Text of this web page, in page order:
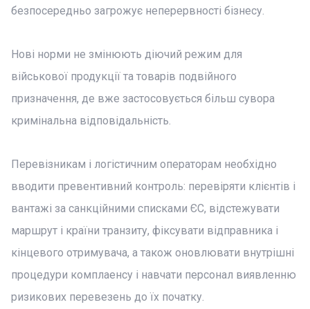
безпосередньо загрожує неперервності бізнесу.
Нові норми не змінюють діючий режим для
військової продукції та товарів подвійного
призначення, де вже застосовується більш сувора
кримінальна відповідальність.
Перевізникам і логістичним операторам необхідно
вводити превентивний контроль: перевіряти клієнтів і
вантажі за санкційними списками ЄС, відстежувати
маршрут і країни транзиту, фіксувати відправника і
кінцевого отримувача, а також оновлювати внутрішні
процедури комплаенсу і навчати персонал виявленню
ризикових перевезень до їх початку.